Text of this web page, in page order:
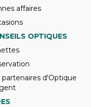
affaires
OPTIQUES
partenaires d'Optique